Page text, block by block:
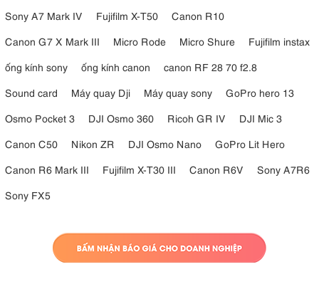
Sony A7 Mark IV
Fujifilm X-T50
Canon R10
Canon G7 X Mark III
Micro Rode Micro Shure
Fujifilm instax
ống kính sony
ống kính canon
canon RF 28 70 f2.8
Sound card
Máy quay Dji Máy quay sony
GoPro hero 13
Osmo Pocket 3
DJI Osmo 360 Ricoh GR IV
DJI Mic 3
Canon C50
Nikon ZR DJI Osmo Nano
GoPro Lit Hero
Canon R6 Mark III
Fujifilm X-T30 III Canon R6V
Sony A7R6
Sony FX5